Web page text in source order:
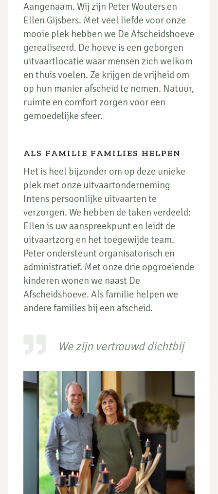
Aangenaam. Wij zijn Peter Wouters en
Ellen Gijsbers. Met veel liefde voor onze
mooie plek hebben we De Afscheidshoeve
gerealiseerd. De hoeve is een geborgen
uitvaartlocatie waar mensen zich welkom
en thuis voelen. Ze krijgen de vrijheid om
op hun manier afscheid te nemen. Natuur,
ruimte en comfort zorgen voor een
gemoedelijke sfeer.
ALS FAMILIE FAMILIES HELPEN
Het is heel bijzonder om op deze unieke
plek met onze uitvaartonderneming
Intens persoonlijke uitvaarten te
verzorgen. We hebben de taken verdeeld:
Ellen is uw aanspreekpunt en leidt de
uitvaartzorg en het toegewijde team.
Peter ondersteunt organisatorisch en
administratief. Met onze drie opgroeiende
kinderen wonen we naast De
Afscheidshoeve. Als familie helpen we
andere families bij een afscheid.
We zijn vertrouwd dichtbij